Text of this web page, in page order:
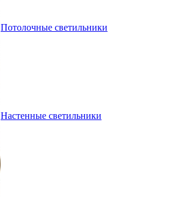
Потолочные светильники
Настенные светильники